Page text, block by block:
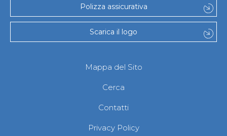
La disciplina
News
Gare e Risultati
Attività Didattica
Arti marziali
Aikido
Ju Jitsu
Sumo
Capoeira
Grappling
BJJ
Pancrazio/Pankration
Polizza assicurativa
Scarica il logo
Mappa del Sito
Cerca
Contatti
Privacy Policy